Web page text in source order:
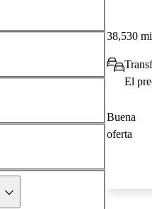
38,530
El
Buena
oferta